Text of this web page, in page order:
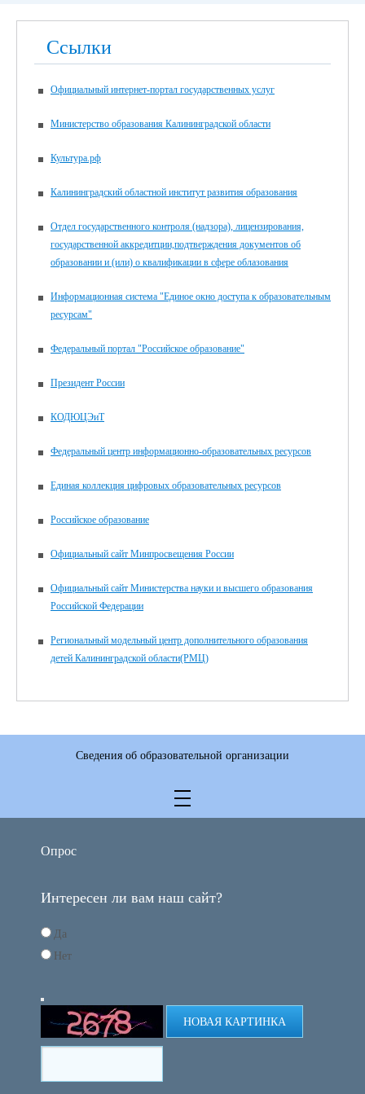
Ссылки
Официальный интернет-портал государственных услуг
Министерство образования Калининградской области
Культура.рф
Калининградский областной институт развития образования
Отдел государственного контроля (надзора), лицензирования,
государственной аккредитции,подтверждения документов об
образовании и (или) о квалификации в сфере облазования
Информационная система "Единое окно доступа к образовательным
ресурсам"
Федеральный портал "Российское образование"
Президент России
КОДЮЦЭиТ
Федеральный центр информационно-образовательных ресурсов
Единая коллекция цифровых образовательных ресурсов
Российское образование
Официальный сайт Минпросвещения России
Официальный сайт Министерства науки и высшего образования
Российской Федерации
Региональный модельный центр дополнительного образования
детей Калининградской области(РМЦ)
Сведения об образовательной организации
Опрос
Интересен ли вам наш сайт?
Да
Нет
НОВАЯ КАРТИНКА